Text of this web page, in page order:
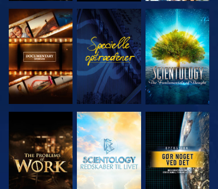
UDFORSK
SERIEN
SE
UDFORSK
SERIEN
UDFORSK
SERIEN
UDFORSK
SERIEN
SE